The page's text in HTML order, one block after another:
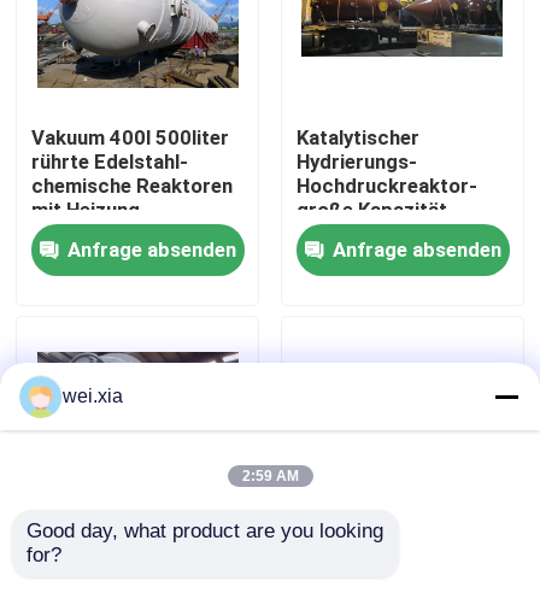
Videos
Über uns
Werksbesichtigung
Qualitätskontrolle
Kontakt mit uns
Neuigkeiten
Vakuum 400l 500liter
rührte Edelstahl-
chemische Reaktoren
mit Heizung
Anfrage absenden
Katalytischer
Hydrierungs-
Hochdruckreaktor-
große Kapazität
WHGCM 6000L
Anfrage absenden
Hochdruckchemischer
wei.xia
2:59 AM
Good day, what product are you looking
for?